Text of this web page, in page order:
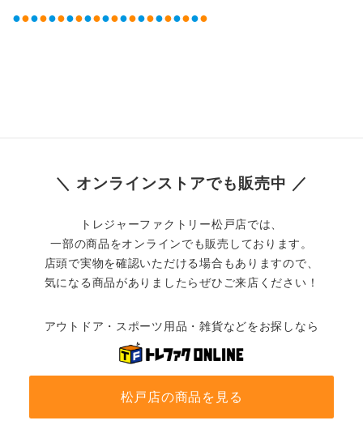
●●●●●●●●●●●●●●●●●●●●●●
＼ オンラインストアでも販売中 ／
トレジャーファクトリー松戸店では、
一部の商品をオンラインでも販売しております。
店頭で実物を確認いただける場合もありますので、
気になる商品がありましたらぜひご来店ください！
アウトドア・スポーツ用品・雑貨などをお探しなら
松戸店の商品を見る